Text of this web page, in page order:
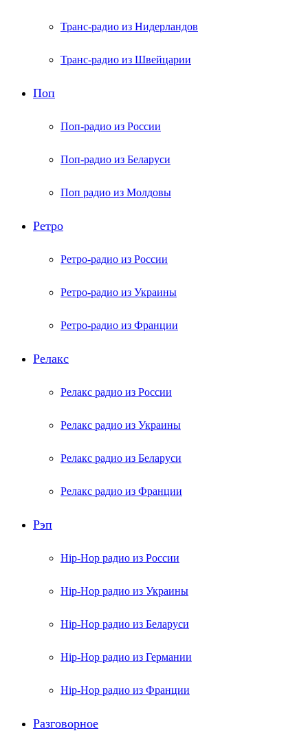
Транс-радио из Нидерландов
Транс-радио из Швейцарии
Поп
Поп-радио из России
Поп-радио из Беларуси
Поп радио из Молдовы
Ретро
Ретро-радио из России
Ретро-радио из Украины
Ретро-радио из Франции
Релакс
Релакс радио из России
Релакс радио из Украины
Релакс радио из Беларуси
Релакс радио из Франции
Рэп
Hip-Hop радио из России
Hip-Hop радио из Украины
Hip-Hop радио из Беларуси
Hip-Hop радио из Германии
Hip-Hop радио из Франции
Разговорное